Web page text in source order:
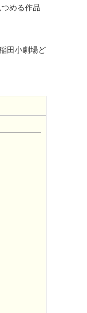
める作品
田小劇場ど